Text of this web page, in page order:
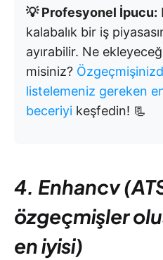
💡 Profesyonel İpucu:
kalabalık bir iş
ayırabilir. Ne
misiniz?
listelemeniz gereken
beceriyi keşfedin! 📃
4. Enhancv
özgeçmişler
en iyisi)